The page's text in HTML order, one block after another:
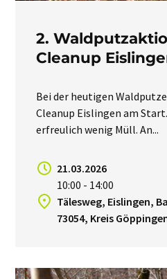
2.
Cleanup
Bei der heutigen
Cleanup Eislingen am
erfreulich wenig Müll. An...
21.03.2026
10:00 - 14:00
Tälesweg, Eislingen,
73054, Kreis